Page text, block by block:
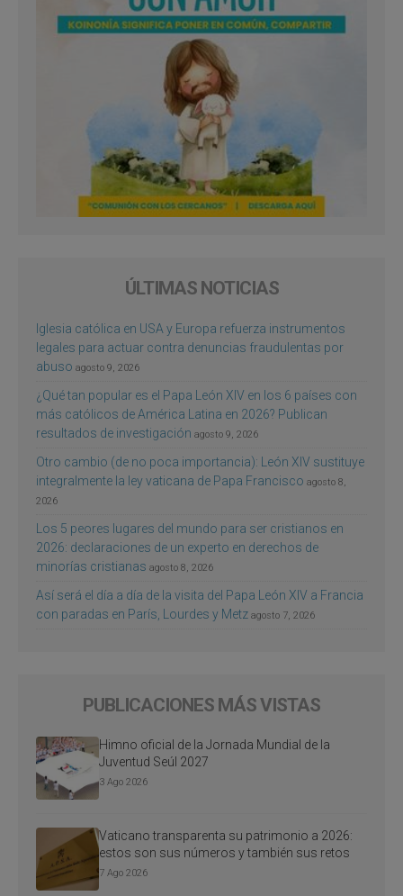
ÚLTIMAS NOTICIAS
Iglesia católica en USA y Europa refuerza instrumentos
legales para actuar contra denuncias fraudulentas por
abuso agosto 9, 2026
¿Qué tan popular es el Papa León XIV en los 6 países con
más católicos de América Latina en 2026? Publican
resultados de investigación agosto 9, 2026
Otro cambio (de no poca importancia): León XIV sustituye
integralmente la ley vaticana de Papa Francisco agosto 8,
2026
Los 5 peores lugares del mundo para ser cristianos en
2026: declaraciones de un experto en derechos de
minorías cristianas agosto 8, 2026
Así será el día a día de la visita del Papa León XIV a Francia
con paradas en París, Lourdes y Metz agosto 7, 2026
PUBLICACIONES MÁS VISTAS
Himno oficial de la Jornada Mundial de la
Juventud Seúl 2027
3 Ago 2026
Vaticano transparenta su patrimonio a 2026:
estos son sus números y también sus retos
7 Ago 2026